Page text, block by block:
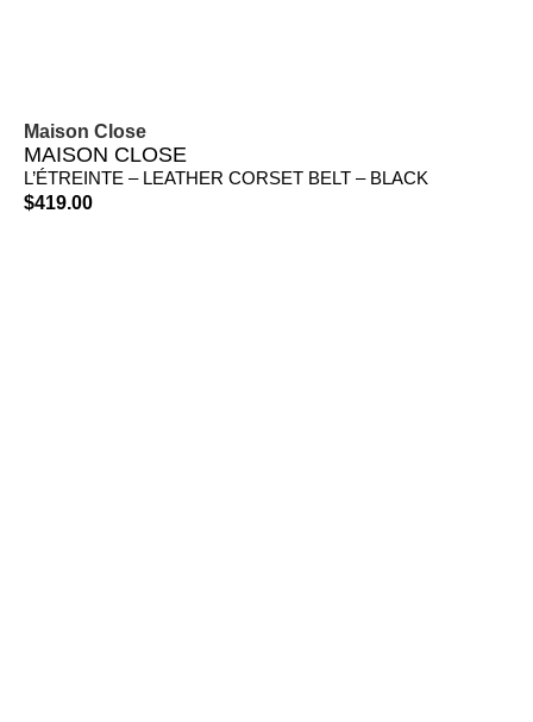
Maison Close
MAISON CLOSE
L’ÉTREINTE – LEATHER CORSET BELT – BLACK
$419.00